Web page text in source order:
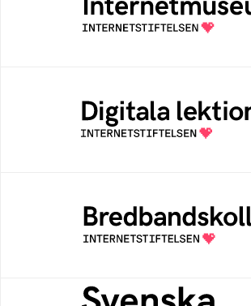
Ett digitalt museum som byggts,
av Internetstiftelsen
Öppen digital lärresurs med
för alla stadier i grundskolan
Bredbandskollen är ett
konsumentverktyg som
Internetstiftelsen
Svenska